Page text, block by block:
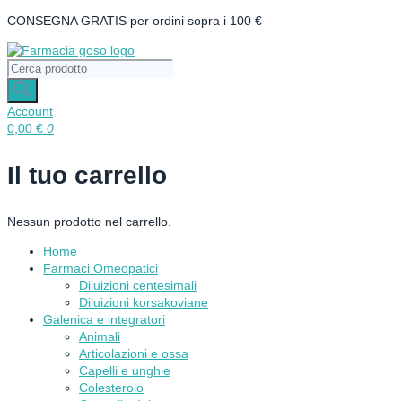
Vai
contenuto
CONSEGNA GRATIS per ordini sopra i 100 €
Ricerca
prodotti
Account
0,00 € 0
Il tuo carrello
Nessun prodotto nel carrello.
Home
Farmaci Omeopatici
Diluizioni centesimali
Diluizioni korsakoviane
Galenica e integratori
Animali
Articolazioni e ossa
Capelli e unghie
Colesterolo